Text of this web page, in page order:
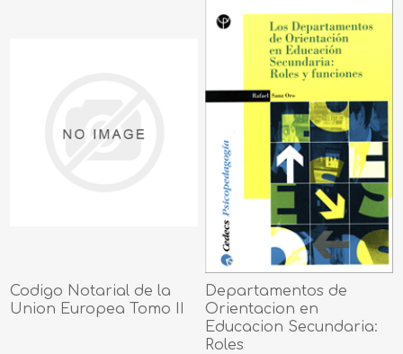
Codigo Notarial de la
Union Europea Tomo II
Departamentos de
Orientacion en
Educacion Secundaria:
Roles